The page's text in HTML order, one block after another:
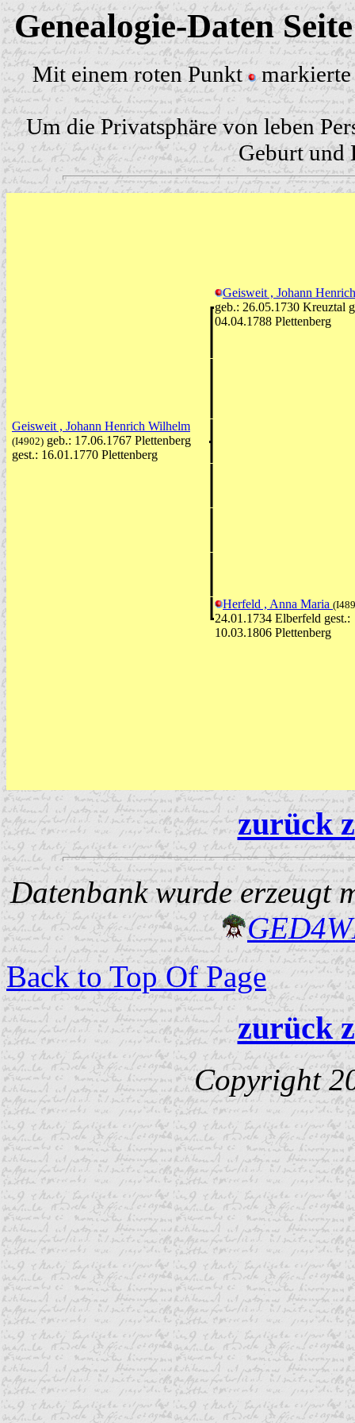
Genealogie-Daten
Mit einem roten Punkt markierte
Um die Privatsphäre von leben
Geburt und
Geisweit , Johann
geb.: 26.05.1730 Kreuztal
04.04.1788 Plettenberg
Geisweit , Johann Henrich Wilhelm
(I4902) geb.: 17.06.1767 Plettenberg
gest.: 16.01.1770 Plettenberg
Herfeld , Anna Maria
24.01.1734 Elberfeld gest.:
10.03.1806 Plettenberg
zurück
Datenbank wurde erzeugt
Back to Top Of Page
zurück
Copyright